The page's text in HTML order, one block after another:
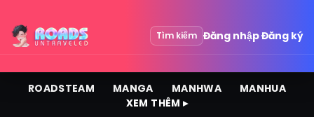
Tìm kiếm Đăng nhậpĐăng ký
ROADSTEAM MANGA MANHWA
MANHUA
XEM THÊM ▸